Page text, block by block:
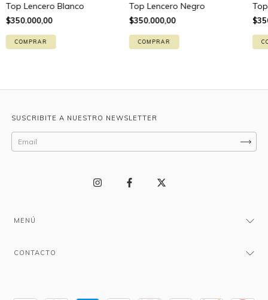
Top Lencero Blanco
$350.000,00
COMPRAR
Top Lencero Negro
$350.000,00
COMPRAR
SUSCRIBITE A NUESTRO NEWSLETTER
MENÚ
CONTACTO